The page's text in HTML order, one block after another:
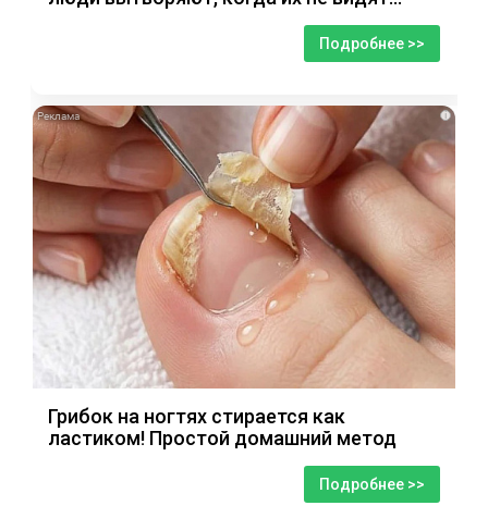
Подробнее >>
i
Грибок на ногтях стирается как
ластиком! Простой домашний метод
Подробнее >>